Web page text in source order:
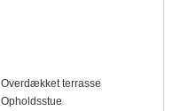
Overdækket terrasse
Opholdsstue